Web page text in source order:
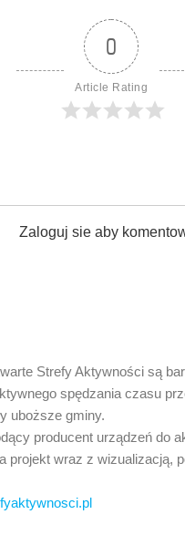
0
Article Rating
Zaloguj sie aby
Strefy Aktywności są
spędzania czasu
uboższe gminy.
producent urządzeń do
projekt wraz z wizualizacją,